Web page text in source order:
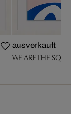
ausverkauft
WE ARE THE